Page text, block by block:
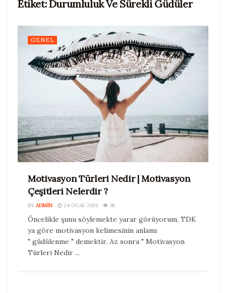
Etiket:Durumluluk Ve Sürekli Güdüler
GENEL
Motivasyon Türleri Nedir | Motivasyon
Çeşitleri Nelerdir ?
BY ADMIN 24 OCAK 2021 3K
Öncelikle şunu söylemekte yarar görüyorum, TDK
ya göre motivasyon kelimesinin anlamı
" güdülenme " demektir. Az sonra " Motivasyon
Türleri Nedir ...